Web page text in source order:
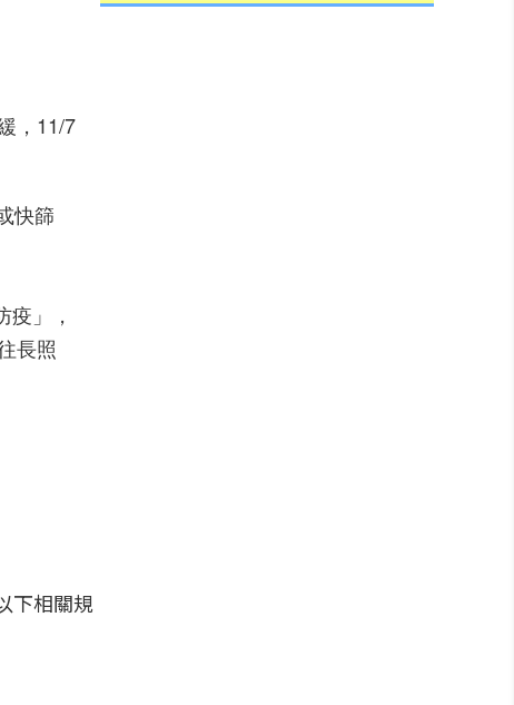
，11/7
快篩
」，
長照
下相關規